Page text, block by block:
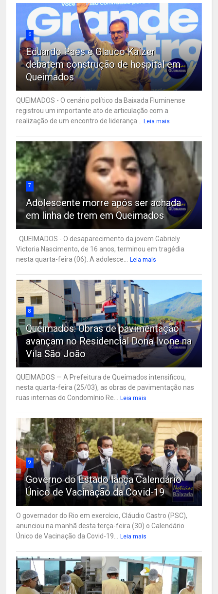
6
Eduardo Paes e Glauco Kaizer
debatem construção de hospital em
Queimados
QUEIMADOS - O cenário político da Baixada Fluminense
registrou um importante ato de articulação com a
realização de um encontro de liderança...
Leia mais
7
Adolescente morre após ser achada
em linha de trem em Queimados
QUEIMADOS - O desaparecimento da jovem Gabriely
Victoria Nascimento, de 16 anos, terminou em tragédia
nesta quarta-feira (06). A adolesce...
Leia mais
8
Queimados: Obras de pavimentação
avançam no Residencial Dona Ivone na
Vila São João
QUEIMADOS — A Prefeitura de Queimados intensificou,
nesta quarta-feira (25/03), as obras de pavimentação nas
ruas internas do Condomínio Re...
Leia mais
9
Governo do Estado lança Calendário
Único de Vacinação da Covid-19
O governador do Rio em exercício, Cláudio Castro (PSC),
anunciou na manhã desta terça-feira (30) o Calendário
Único de Vacinação da Covid-19...
Leia mais